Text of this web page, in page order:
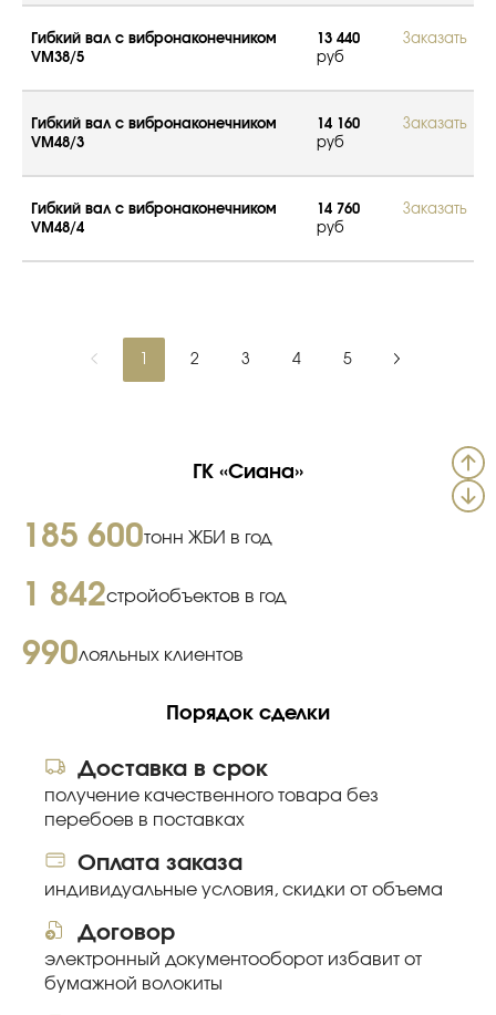
Гибкий вал с вибронаконечником
VM38/5
13 440
руб
Заказать
Гибкий вал с вибронаконечником
VM48/3
14 160
руб
Заказать
Гибкий вал с вибронаконечником
VM48/4
14 760
руб
Заказать
2 3 4 5
ГК «Сиана»
185 600тонн ЖБИ в год
1 842стройобъектов в год
990лояльных клиентов
Порядок сделки
Доставка в срок
получение качественного товара без
перебоев в поставках
Оплата заказа
индивидуальные условия, скидки от объема
Договор
электронный документооборот избавит от
бумажной волокиты